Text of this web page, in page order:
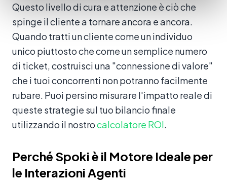
Questo livello di cura e attenzione è ciò che
spinge il cliente a tornare ancora e ancora.
Quando tratti un cliente come un individuo
unico piuttosto che come un semplice numero
di ticket, costruisci una "connessione di valore"
che i tuoi concorrenti non potranno facilmente
rubare. Puoi persino misurare l'impatto reale di
queste strategie sul tuo bilancio finale
utilizzando il nostrocalcolatore ROI.
Perché Spoki è il Motore Ideale per
le Interazioni Agenti